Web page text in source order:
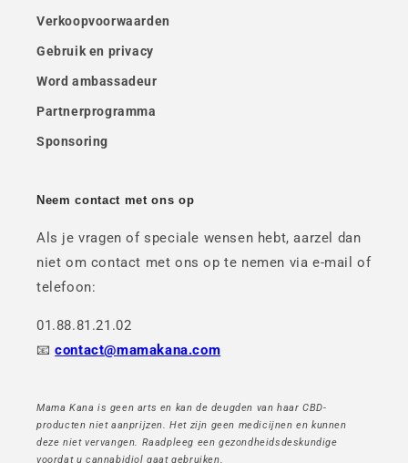
Verkoopvoorwaarden
Gebruik en privacy
Word ambassadeur
Partnerprogramma
Sponsoring
Neem contact met ons op
Als je vragen of speciale wensen hebt, aarzel dan
niet om contact met ons op te nemen via e-mail of
telefoon:
01.88.81.21.02
📧contact@mamakana.com
Mama Kana is geen arts en kan de deugden van haar CBD-
producten niet aanprijzen. Het zijn geen medicijnen en kunnen
deze niet vervangen. Raadpleeg een gezondheidsdeskundige
voordat u cannabidiol gaat gebruiken.